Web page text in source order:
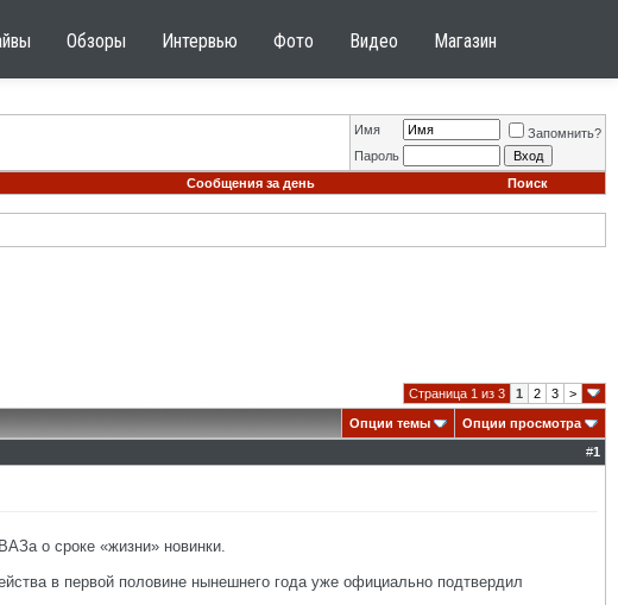
Обзоры Интервью Фото Видео Магазин
Имя
Запомнить?
Пароль
Сообщения за день Поиск
Страница 1 из 3 1 2 3 >
Опции темы
Опции просмотра
#1
о сроке «жизни» новинки.
в первой половине нынешнего года уже официально подтвердил